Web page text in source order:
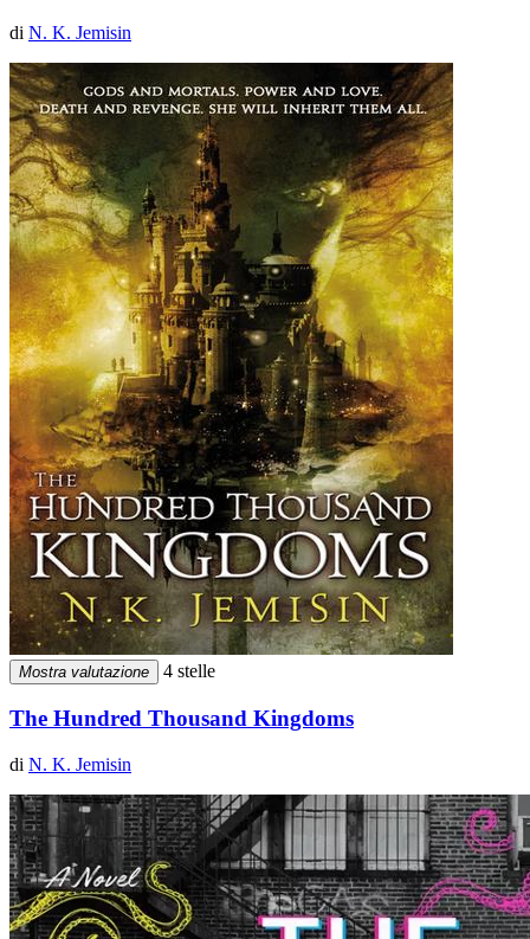
di N. K. Jemisin
Mostra valutazione 4 stelle
The Hundred Thousand Kingdoms
di N. K. Jemisin